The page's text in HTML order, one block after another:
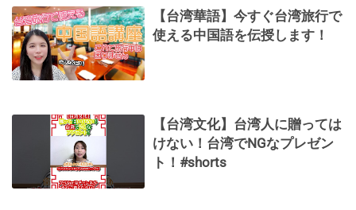
【台湾華語】今すぐ台湾旅行で
使える中国語を伝授します！
【台湾文化】台湾人に贈っては
けない！台湾でNGなプレゼン
ト！#shorts